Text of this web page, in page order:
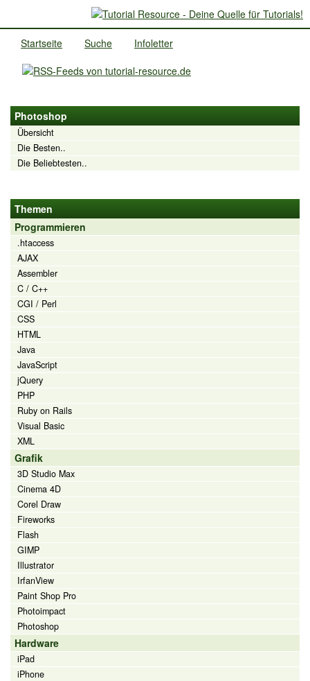
Startseite Suche Infoletter
Photoshop
Übersicht
Die Besten..
Die Beliebtesten..
Themen
Programmieren
.htaccess
AJAX
Assembler
C / C++
CGI / Perl
CSS
HTML
Java
JavaScript
jQuery
PHP
Ruby on Rails
Visual Basic
XML
Grafik
3D Studio Max
Cinema 4D
Corel Draw
Fireworks
Flash
GIMP
Illustrator
IrfanView
Paint Shop Pro
Photoimpact
Photoshop
Hardware
iPad
iPhone